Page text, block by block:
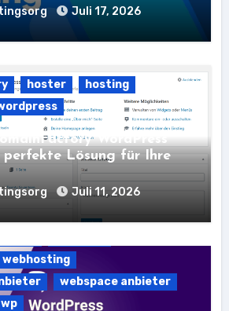
Juli 17, 2026
hoster
hosting
WordPress
Lösung für Ihre
Juli 11, 2026
webhosting
webspace anbieter
wp